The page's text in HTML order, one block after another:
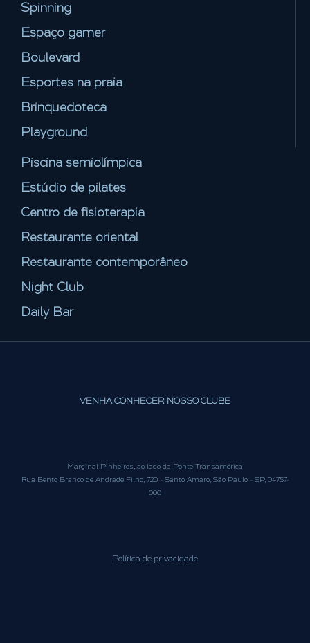
Spinning
Espaço gamer
Boulevard
Esportes na praia
Brinquedoteca
Playground
Piscina semiolímpica
Estúdio de pilates
Centro de fisioterapia
Restaurante oriental
Restaurante contemporâneo
Night Club
Daily Bar
VENHA CONHECER NOSSO CLUBE
Marginal Pinheiros, ao lado da Ponte Transamérica
Rua Bento Branco de Andrade Filho, 720 - Santo Amaro, São Paulo - SP, 04757-
000
Política de privacidade